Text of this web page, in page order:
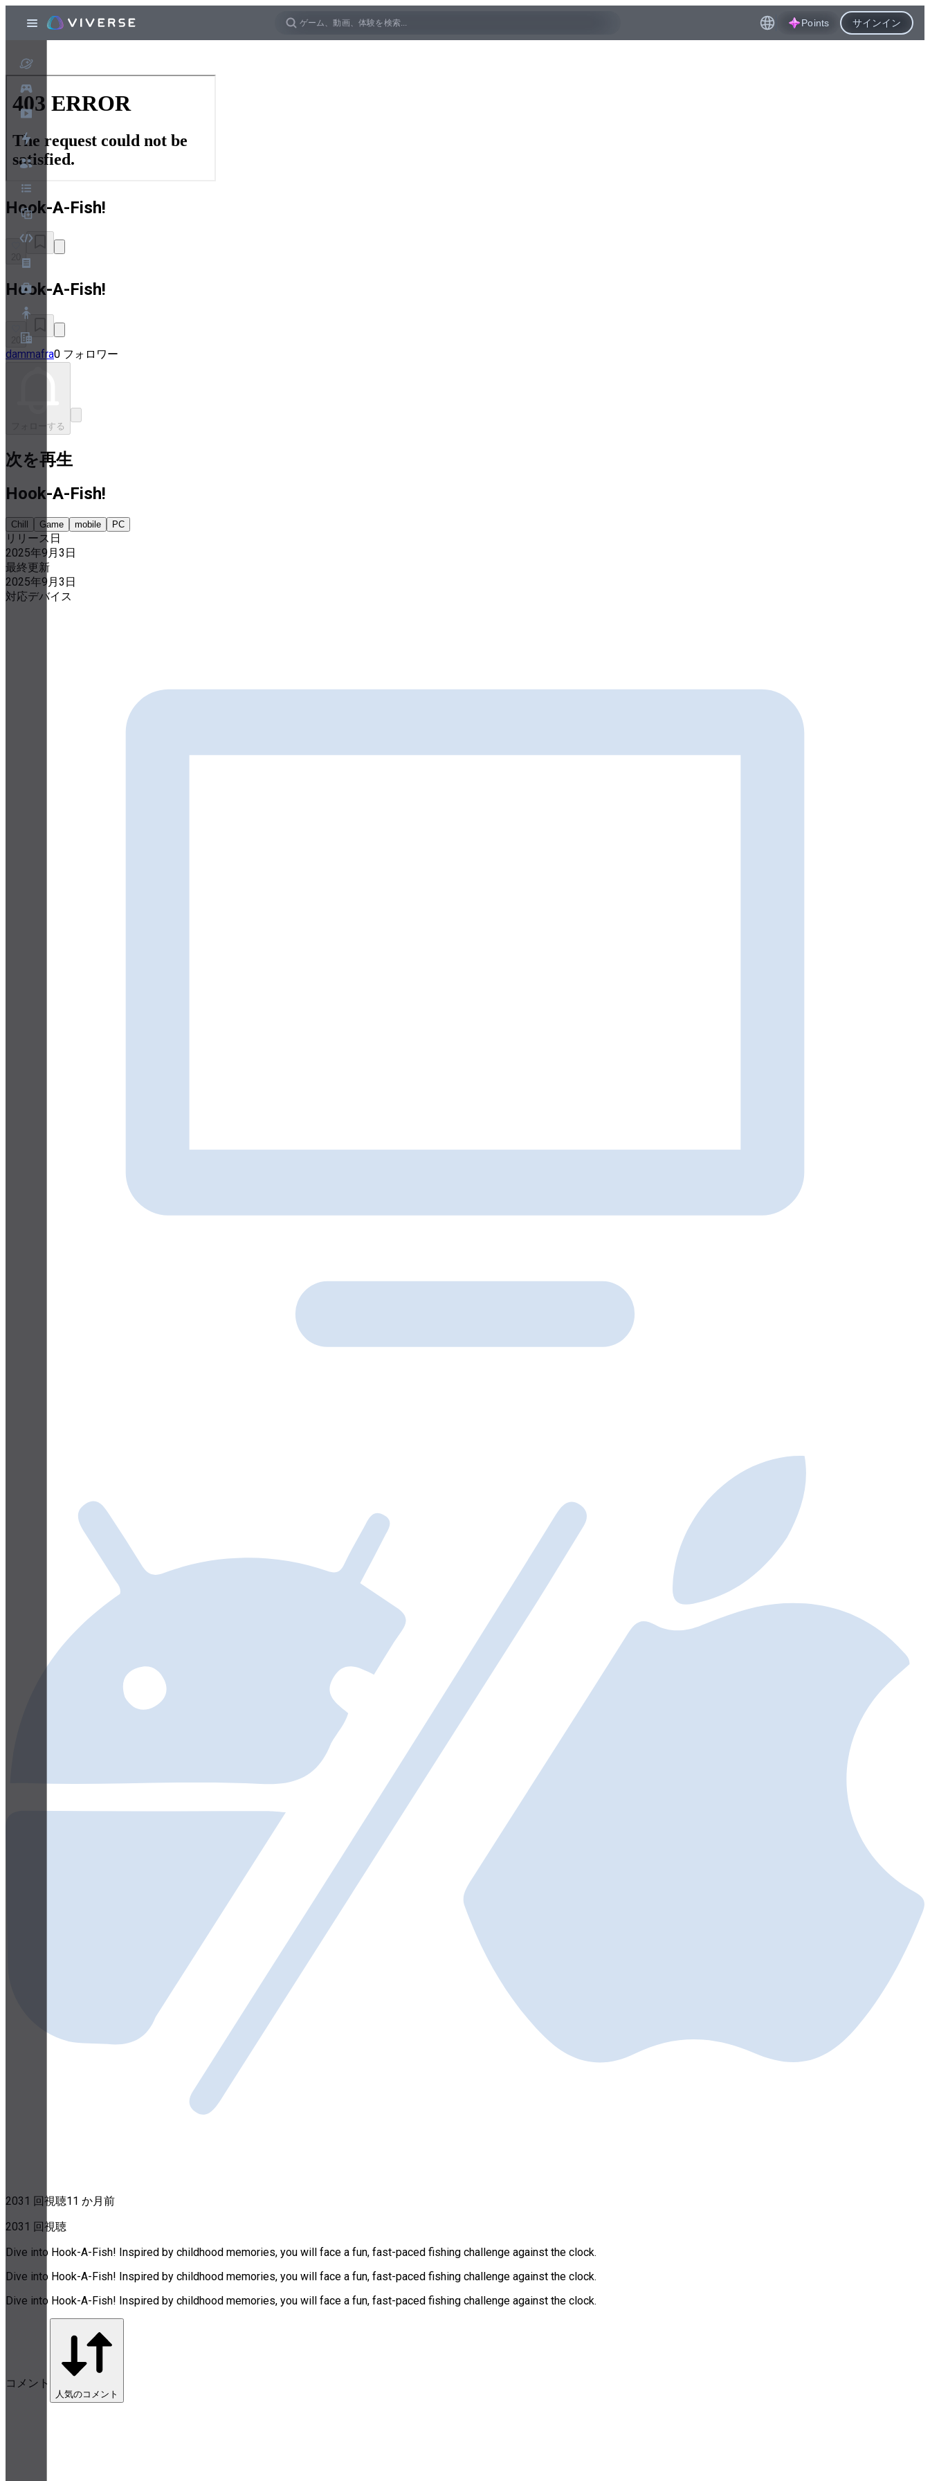
クッキー設定
セキュリティとプライバシーのホワイトペーパー
Points サインイン
Hook-A-Fish!
Hook-A-Fish!
dammafra0 フォロワー
フォローする
次を再生
Hook-A-Fish!
Chill Game mobile PC
リリース日
2025年9月3日
最終更新
2025年9月3日
対応デバイス
2031 回視聴11 か月前
2031 回視聴
Dive into Hook-A-Fish! Inspired by childhood memories, you will face a fun, fast-paced fishing challenge against the clock.
Dive into Hook-A-Fish! Inspired by childhood memories, you will face a fun, fast-paced fishing challenge against the clock.
Dive into Hook-A-Fish! Inspired by childhood memories, you will face a fun, fast-paced fishing challenge against the clock.
コメント
人気のコメント